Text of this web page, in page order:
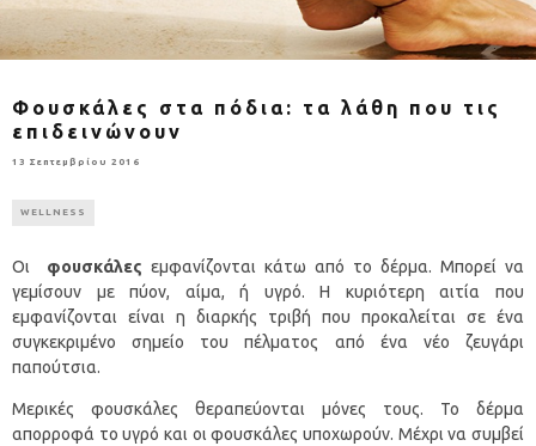
Φουσκάλες στα πόδια: τα λάθη που τις
επιδεινώνουν
13 Σεπτεμβρίου 2016
WELLNESS
Oι φουσκάλες εμφανίζονται κάτω από το δέρμα. Μπορεί να
γεμίσουν με πύον, αίμα, ή υγρό. Η κυριότερη αιτία που
εμφανίζονται είναι η διαρκής τριβή που προκαλείται σε ένα
συγκεκριμένο σημείο του πέλματος από ένα νέο ζευγάρι
παπούτσια.
Μερικές φουσκάλες θεραπεύονται μόνες τους. Το δέρμα
απορροφά το υγρό και οι φουσκάλες υποχωρούν. Μέχρι να συμβεί